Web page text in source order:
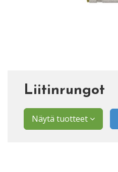
Liitinrungot
Näytä tuotteet